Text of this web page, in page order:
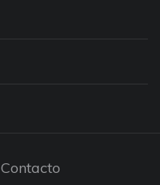
Contacto